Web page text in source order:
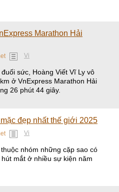
Marathon Hải
Vi
sức, Hoàng Viết Vĩ Ly vô
ở VnExpress Marathon Hải
26 phút 44 giây.
đẹp nhất thế giới 2025
Vi
nhóm những cặp sao có
mắt ở nhiều sự kiện năm